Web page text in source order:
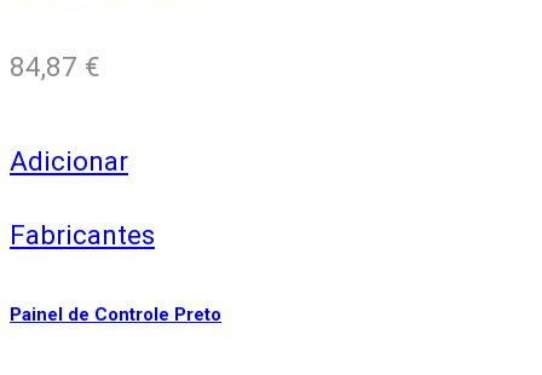
84,87 €
Adicionar
Fabricantes
Painel de Controle Preto